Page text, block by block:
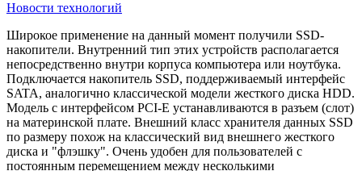
Новости технологий
Широкое применение на данный момент получили SSD-
накопители. Внутренний тип этих устройств располагается
непосредственно внутри корпуса компьютера или ноутбука.
Подключается накопитель SSD, поддерживаемый интерфейс
SATA, аналогично классической модели жесткого диска HDD.
Модель с интерфейсом PCI-E устанавливаются в разъем (слот)
на материнской плате. Внешний класс хранителя данных SSD
по размеру похож на классический вид внешнего жесткого
диска и "флэшку". Очень удобен для пользователей с
постоянным перемещением между несколькими